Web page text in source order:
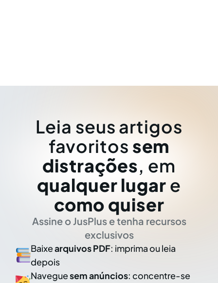
Leia seus artigos
favoritos sem
distrações, em
qualquer lugar e
como quiser
Assine o JusPlus e tenha recursos
exclusivos
Baixearquivos PDF: imprima ou leia
depois
Naveguesem anúncios: concentre-se